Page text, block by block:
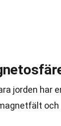
jorden har